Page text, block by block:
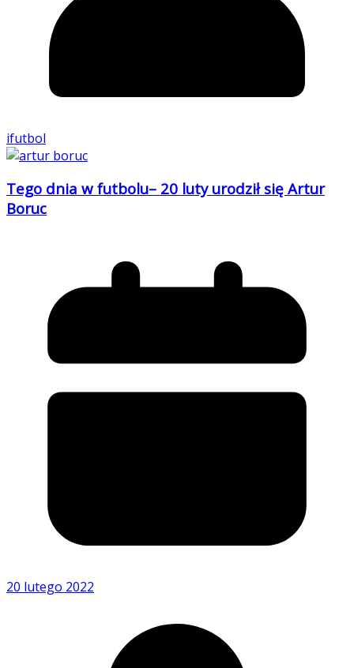
ifutbol
Tego dnia w futbolu– 20 luty urodził się Artur
Boruc
20 lutego 2022